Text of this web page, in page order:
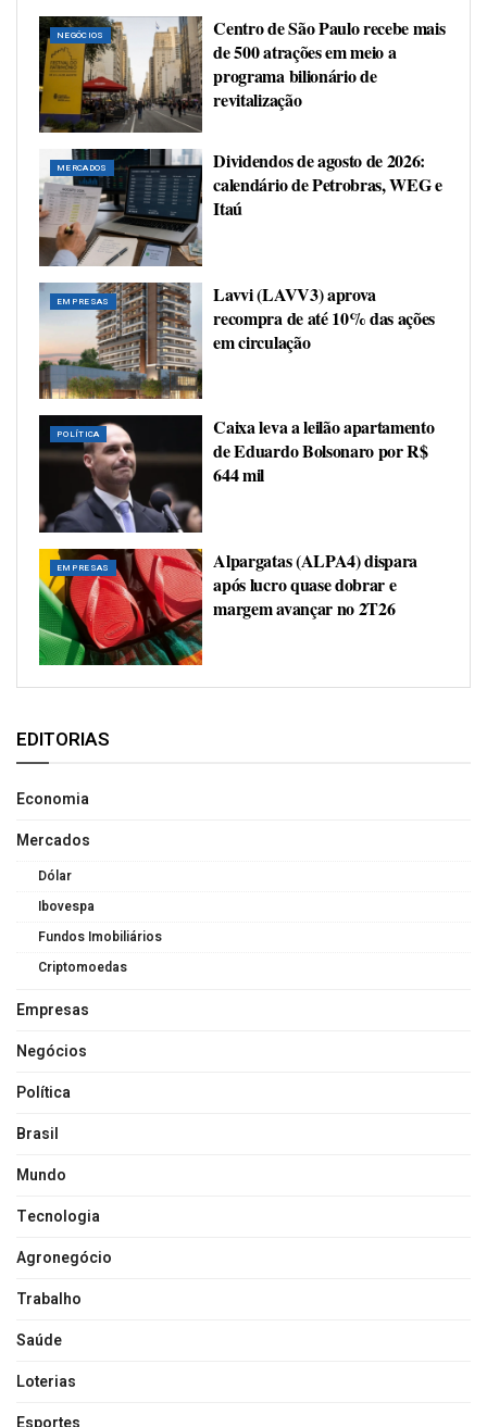
NEGÓCIOS
Centro de São Paulo recebe mais
de 500 atrações em meio a
programa bilionário de
revitalização
MERCADOS
Dividendos de agosto de 2026:
calendário de Petrobras, WEG e
Itaú
EMPRESAS
Lavvi (LAVV3) aprova
recompra de até 10% das ações
em circulação
POLÍTICA
Caixa leva a leilão apartamento
de Eduardo Bolsonaro por R$
644 mil
EMPRESAS
Alpargatas (ALPA4) dispara
após lucro quase dobrar e
margem avançar no 2T26
EDITORIAS
Economia
Mercados
Dólar
Ibovespa
Fundos Imobiliários
Criptomoedas
Empresas
Negócios
Política
Brasil
Mundo
Tecnologia
Agronegócio
Trabalho
Saúde
Loterias